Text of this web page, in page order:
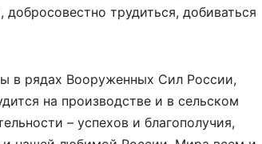
трудиться, добиваться
в рядах Вооруженных Сил России,
на производстве и в сельском
– успехов и благополучия,